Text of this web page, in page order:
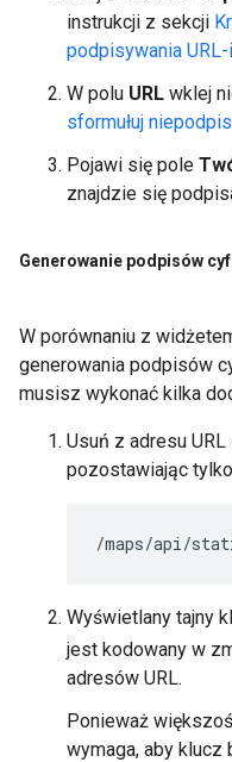
instrukcji z sekcji
podpisywania URL-i
W polu URL wklej
sformułuj
Pojawi się pole
znajdzie się
Generowanie podpisów
W porównaniu z
generowania podpisów
musisz wykonać kilka
Usuń z adresu
pozostawiając
/maps/api/
Wyświetlany tajny
jest kodowany w
adresów URL.
Ponieważ
wymaga, aby klucz